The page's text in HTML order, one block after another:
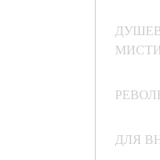
ДЛЯ